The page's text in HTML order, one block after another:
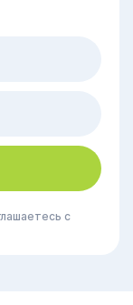
с